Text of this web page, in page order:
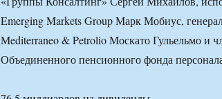
Emerging Markets Group Марк Мобиус,
Mediterraneo & Petrolio Москато Гульельмо и
Объединенного пенсионного фонда